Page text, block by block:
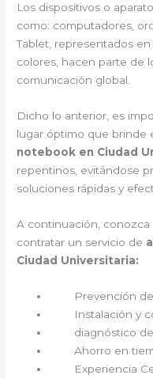
Los dispositivos o
como: computadores,
Tablet, representados
colores, hacen parte de
comunicación global.
Dicho lo anterior, es
lugar óptimo que brinde
notebook en Ciudad
repentinos, evitándose
soluciones rápidas y
A continuación, conozca
contratar un servicio de
Ciudad Universitaria:
Prevención de
Instalación y
diagnóstico de
Ahorro en
Experiencia